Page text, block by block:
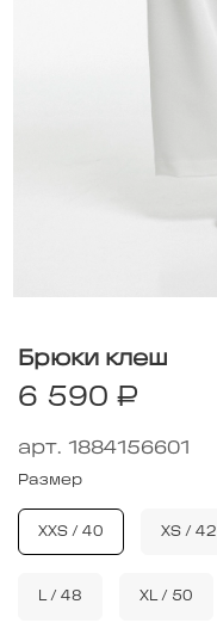
арт. 1884156601
Брюки клеш
6 590 ₽
Размер
XXS / 40 XS / 42
L / 48 XL / 50